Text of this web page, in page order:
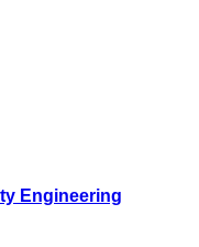
Engineering